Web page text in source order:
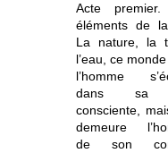
Acte
éléments de
La nature, la
l’eau, ce
l’homme
dans sa
consciente,
demeure
de son